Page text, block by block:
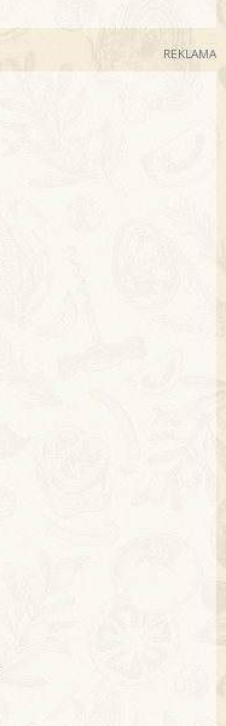
REKLAMA